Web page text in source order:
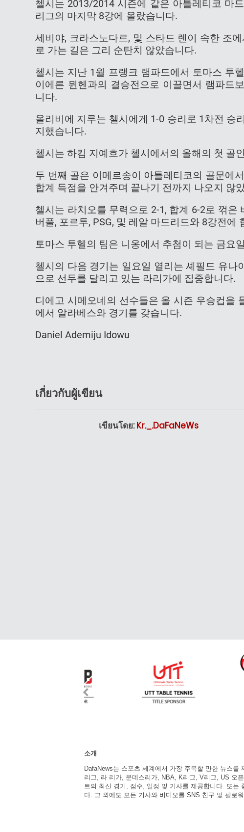
첼시는 2013/2014 시즌에 같은 아틀레티코 마
리그의 마지막 8강에 올랐습니다.
세비야, 크라스노다르, 및 스타드 렌이 속한 조
로 가는 길은 그리 순탄치 않았습니다.
첼시는 지난 1월 프랭크 램파드에서 토마스 투
이에른 뮌헨과의 결승전으로 이끌면서 램파드
니다.
올리비에 지루는 첼시에게 1-0 승리로 1차전 승
지했습니다.
첼시는 하킴 지예흐가 첼시에서의 올해의 첫 골
두 번째 골은 이메르송이 아틀레티코의 골문에
합계 득점을 안겨주며 끝나기 전까지 나오지 않
첼시는 라치오를 무력으로 2-1, 합계 6-2로 꺾은
버풀, 포르투, PSG, 및 레알 마드리드와 8강전에
토마스 투헬의 팀은 니옹에서 추첨이 되는 금요
첼시의 다음 경기는 일요일 열리는 셰필드 유나
으로 선두를 달리고 있는 라리가에 집중합니다.
디에고 시메오네의 선수들은 올 시즌 우승컵을
에서 알라베스와 경기를 갖습니다.
Daniel Ademiju Idowu
เกี่ยวกับผู้เขียน
เขียนโดย:Kr._.DaFaNeWs
소개
DafaNews는 스포츠 세계에서 가장 주목할 만한 뉴스를
리그, 라 리가, 분데스리가, NBA, K리그, V리그, US 오
트의 최신 경기, 점수, 일정 및 기사를 제공합니다. 또는
다. 그 외에도 모든 기사와 비디오를 SNS 친구 및 팔로